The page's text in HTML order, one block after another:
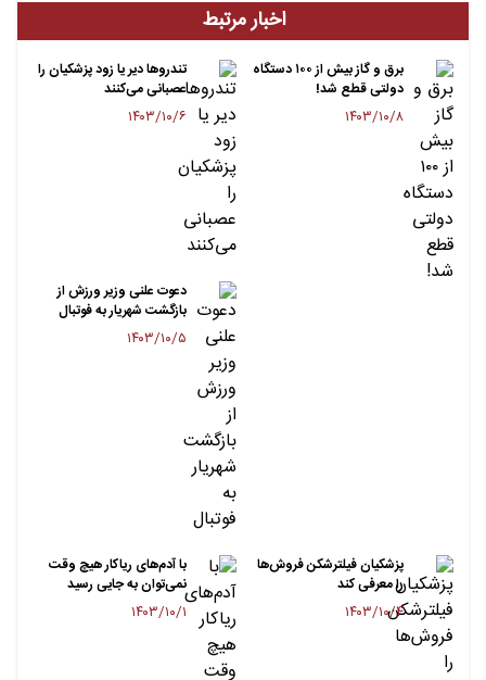
اخبار مرتبط
برق و گاز بیش از ۱۰۰ دستگاه
دولتی قطع شد!
۱۴۰۳/۱۰/۸
تندروها دیر یا زود پزشکیان را
عصبانی می‌کنند
۱۴۰۳/۱۰/۶
دعوت علنی وزیر ورزش از
بازگشت شهریار به فوتبال
۱۴۰۳/۱۰/۵
پزشکیان فیلترشکن فروش‌ها
را معرفی کند
۱۴۰۳/۱۰/۴
با آدم‌های ریاکار هیچ وقت
نمی‌توان به جایی رسید
۱۴۰۳/۱۰/۱